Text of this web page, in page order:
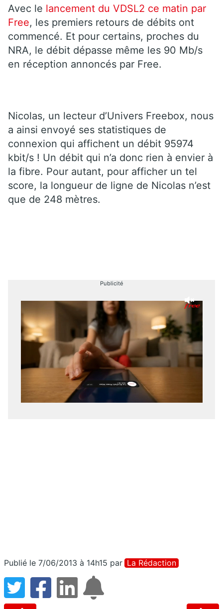
Avec le lancement du VDSL2 ce matin par
Free, les premiers retours de débits ont
commencé. Et pour certains, proches du
NRA, le débit dépasse même les 90 Mb/s
en réception annoncés par Free.
Nicolas, un lecteur d’Univers Freebox, nous
a ainsi envoyé ses statistiques de
connexion qui affichent un débit 95974
kbit/s ! Un débit qui n’a donc rien à envier à
la fibre. Pour autant, pour afficher un tel
score, la longueur de ligne de Nicolas n’est
que de 248 mètres.
Publicité
Publié le 7/06/2013 à 14h15 par La Rédaction